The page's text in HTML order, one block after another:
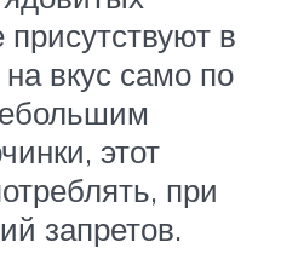
в
вкус само по
этот
при
запретов.